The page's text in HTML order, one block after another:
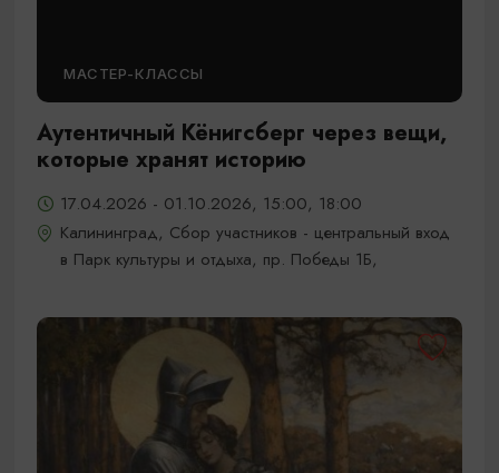
МАСТЕР-КЛАССЫ
Аутентичный Кёнигсберг через вещи,
которые хранят историю
17.04.2026 - 01.10.2026, 15:00, 18:00
Калининград, Сбор участников - центральный вход
в Парк культуры и отдыха, пр. Победы 1Б,